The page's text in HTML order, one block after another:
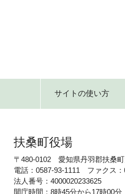
サイトの使い方
扶桑町役場
〒480-0102 愛知県丹羽郡扶桑
電話：0587-93-1111 ファクス：
法人番号：4000020233625
開庁時間：8時45分から17時00